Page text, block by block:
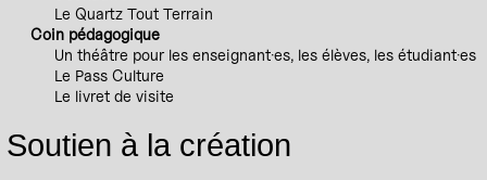
Le Quartz Tout Terrain
Coin pédagogique
Un théâtre pour les enseignant·es, les élèves, les étudiant·es
Le Pass Culture
Le livret de visite
Soutien à la création